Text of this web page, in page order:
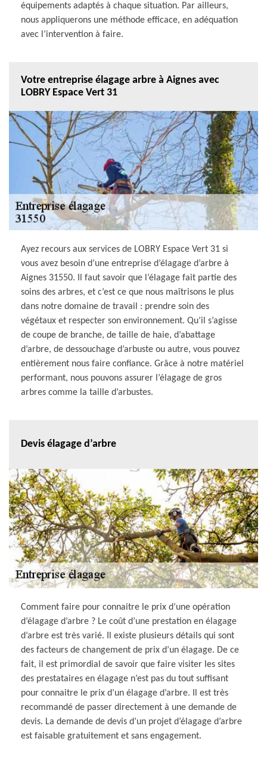
équipements adaptés à chaque situation. Par ailleurs,
nous appliquerons une méthode efficace, en adéquation
avec l’intervention à faire.
Votre entreprise élagage arbre à Aignes avec
LOBRY Espace Vert 31
Ayez recours aux services de LOBRY Espace Vert 31 si
vous avez besoin d’une entreprise d’élagage d’arbre à
Aignes 31550. Il faut savoir que l’élagage fait partie des
soins des arbres, et c’est ce que nous maîtrisons le plus
dans notre domaine de travail : prendre soin des
végétaux et respecter son environnement. Qu’il s’agisse
de coupe de branche, de taille de haie, d’abattage
d’arbre, de dessouchage d’arbuste ou autre, vous pouvez
entièrement nous faire confiance. Grâce à notre matériel
performant, nous pouvons assurer l’élagage de gros
arbres comme la taille d’arbustes.
Devis élagage d’arbre
Comment faire pour connaitre le prix d’une opération
d’élagage d’arbre ? Le coût d’une prestation en élagage
d’arbre est très varié. Il existe plusieurs détails qui sont
des facteurs de changement de prix d’un élagage. De ce
fait, il est primordial de savoir que faire visiter les sites
des prestataires en élagage n’est pas du tout suffisant
pour connaitre le prix d’un élagage d’arbre. Il est très
recommandé de passer directement à une demande de
devis. La demande de devis d’un projet d’élagage d’arbre
est faisable gratuitement et sans engagement.